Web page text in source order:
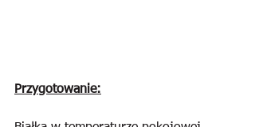
Przygotowanie: